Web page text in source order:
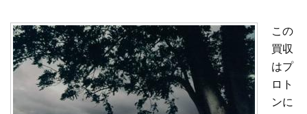
この
買収
はプ
ロト
ンに